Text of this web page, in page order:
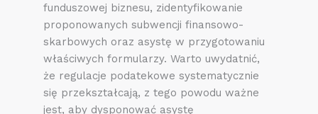
funduszowej biznesu, zidentyfikowanie
proponowanych subwencji finansowo-
skarbowych oraz asystę w przygotowaniu
właściwych formularzy. Warto uwydatnić,
że regulacje podatekowe systematycznie
się przekształcają, z tego powodu ważne
jest, aby dysponować asystę